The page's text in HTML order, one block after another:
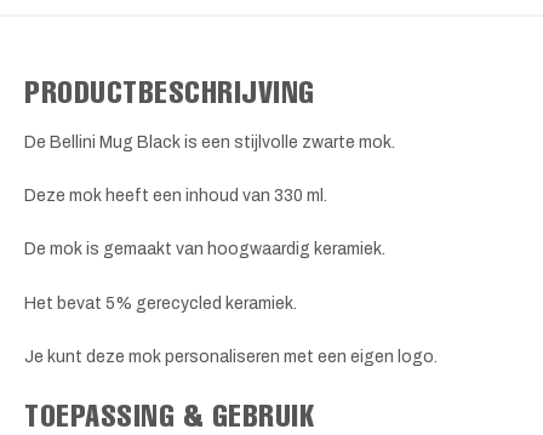
PRODUCTBESCHRIJVING
De Bellini Mug Black is een stijlvolle zwarte mok.
Deze mok heeft een inhoud van 330 ml.
De mok is gemaakt van hoogwaardig keramiek.
Het bevat 5% gerecycled keramiek.
Je kunt deze mok personaliseren met een eigen logo.
TOEPASSING & GEBRUIK